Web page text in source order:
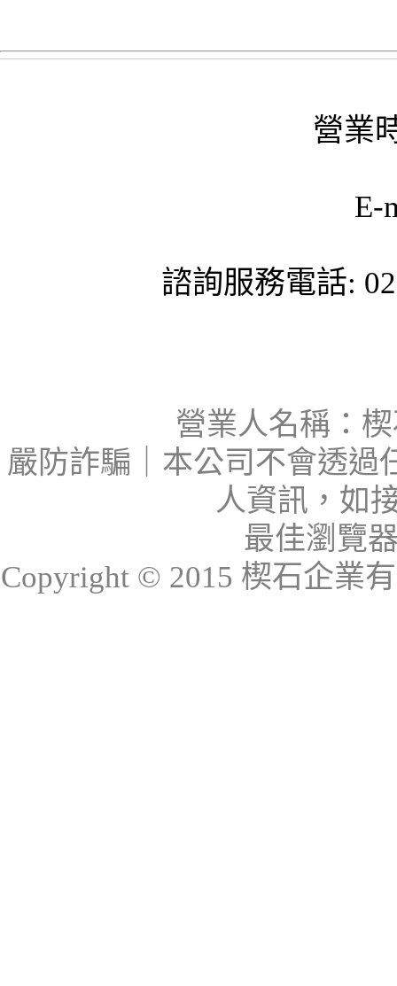
營業
E-
諮詢服務電話:
營業人名稱：
嚴防詐騙｜本公司不會透過
人資訊，如
最佳瀏覽
Copyright © 2015 楔石企業